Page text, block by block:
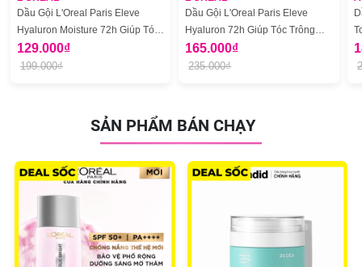
Dầu Gội L'Oreal Paris Eleve
Hyaluron Moisture 72h Giúp Tóc
Trông Bồng Bềnh Và Mềm Mượt
129.000₫
199.000₫
Dầu Gội L'Oreal Paris Eleve
Hyaluron 72h Giúp Tóc Trông
Bồng Bềnh
165.000₫
235.000₫
SẢN PHẨM BÁN CHẠY